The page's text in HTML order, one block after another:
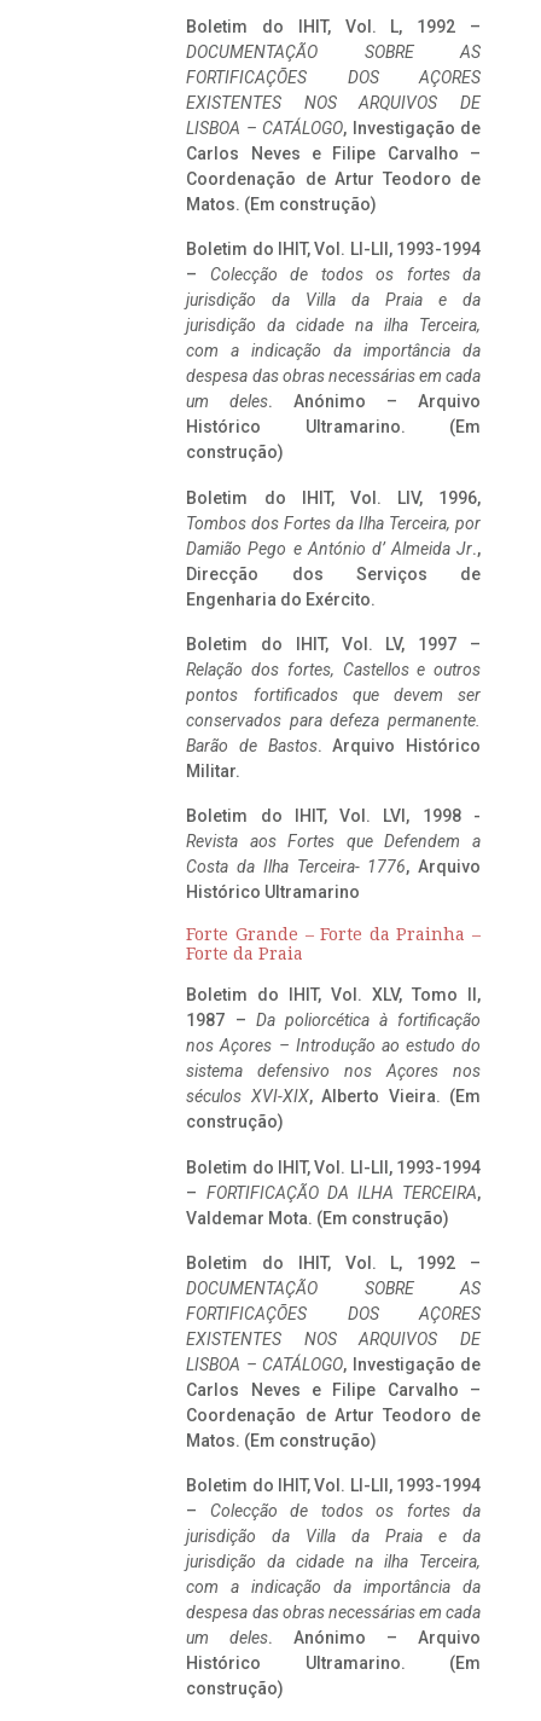
Boletim do IHIT, Vol. L, 1992 –
DOCUMENTAÇÃO SOBRE AS
FORTIFICAÇÕES DOS AÇORES
EXISTENTES NOS ARQUIVOS DE
LISBOA – CATÁLOGO, Investigação de
Carlos Neves e Filipe Carvalho –
Coordenação de Artur Teodoro de
Matos. (Em construção)
Boletim do IHIT, Vol. LI-LII, 1993-1994
– Colecção de todos os fortes da
jurisdição da Villa da Praia e da
jurisdição da cidade na ilha Terceira,
com a indicação da importância da
despesa das obras necessárias em cada
um deles. Anónimo – Arquivo
Histórico Ultramarino. (Em
construção)
Boletim do IHIT, Vol. LIV, 1996,
Tombos dos Fortes da Ilha Terceira, por
Damião Pego e António d’ Almeida Jr.,
Direcção dos Serviços de
Engenharia do Exército.
Boletim do IHIT, Vol. LV, 1997 –
Relação dos fortes, Castellos e outros
pontos fortificados que devem ser
conservados para defeza permanente.
Barão de Bastos. Arquivo Histórico
Militar.
Boletim do IHIT, Vol. LVI, 1998 -
Revista aos Fortes que Defendem a
Costa da Ilha Terceira- 1776, Arquivo
Histórico Ultramarino
Forte Grande – Forte da Prainha –
Forte da Praia
Boletim do IHIT, Vol. XLV, Tomo II,
1987 – Da poliorcética à fortificação
nos Açores – Introdução ao estudo do
sistema defensivo nos Açores nos
séculos XVI-XIX, Alberto Vieira. (Em
construção)
Boletim do IHIT, Vol. LI-LII, 1993-1994
– FORTIFICAÇÃO DA ILHA TERCEIRA,
Valdemar Mota. (Em construção)
Boletim do IHIT, Vol. L, 1992 –
DOCUMENTAÇÃO SOBRE AS
FORTIFICAÇÕES DOS AÇORES
EXISTENTES NOS ARQUIVOS DE
LISBOA – CATÁLOGO, Investigação de
Carlos Neves e Filipe Carvalho –
Coordenação de Artur Teodoro de
Matos. (Em construção)
Boletim do IHIT, Vol. LI-LII, 1993-1994
– Colecção de todos os fortes da
jurisdição da Villa da Praia e da
jurisdição da cidade na ilha Terceira,
com a indicação da importância da
despesa das obras necessárias em cada
um deles. Anónimo – Arquivo
Histórico Ultramarino. (Em
construção)